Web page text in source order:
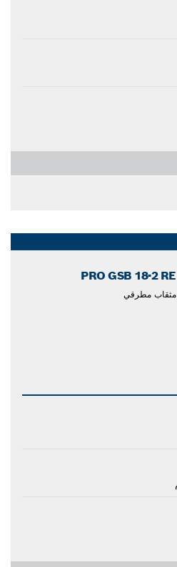
PRO GSB 18-2 RE
مثقاب مطرقي